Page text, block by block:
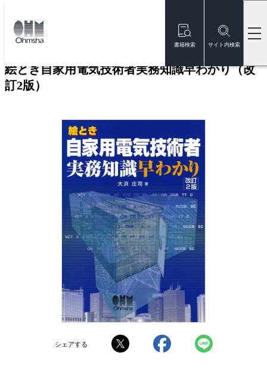
書籍検索 サイト内検索
トップ
絵とき自家用電気技術者実務知識早わかり（改
訂2版）
シェアする